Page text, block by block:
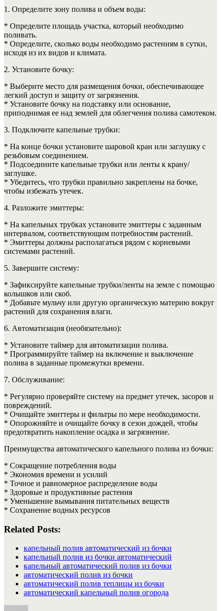
1. Определите зону полива и объем воды:
* Определите площадь участка, который необходимо
поливать.
* Определите, сколько воды необходимо растениям в сутки,
исходя из их видов и климата.
2. Установите бочку:
* Выберите место для размещения бочки, обеспечивающее
легкий доступ и защиту от загрязнения.
* Установите бочку на подставку или основание,
приподнимая ее над землей для облегчения полива самотеком.
3. Подключите капельные трубки:
* На конце бочки установите шаровой кран или заглушку с
резьбовым соединением.
* Подсоедините капельные трубки или ленты к крану/
заглушке.
* Убедитесь, что трубки правильно закреплены на бочке,
чтобы избежать утечек.
4. Разложите эмиттеры:
* На капельных трубках установите эмиттеры с заданным
интервалом, соответствующим потребностям растений.
* Эмиттеры должны располагаться рядом с корневыми
системами растений.
5. Завершите систему:
* Зафиксируйте капельные трубки/ленты на земле с помощью
колышков или скоб.
* Добавьте мульчу или другую органическую материю вокруг
растений для сохранения влаги.
6. Автоматизация (необязательно):
* Установите таймер для автоматизации полива.
* Программируйте таймер на включение и выключение
полива в заданные промежутки времени.
7. Обслуживание:
* Регулярно проверяйте систему на предмет утечек, засоров и
повреждений.
* Очищайте эмиттеры и фильтры по мере необходимости.
* Опорожняйте и очищайте бочку в сезон дождей, чтобы
предотвратить накопление осадка и загрязнение.
Преимущества автоматического капельного полива из бочки:
* Сокращение потребления воды
* Экономия времени и усилий
* Точное и равномерное распределение воды
* Здоровые и продуктивные растения
* Уменьшение вымывания питательных веществ
* Сохранение водных ресурсов
Related Posts:
капельный полив автоматический из бочки
капельный полив из бочки автоматический
капельный автоматический полив из бочки
автоматический полив из бочки
автоматический полив теплицы из бочки
автоматический капельный полив огорода